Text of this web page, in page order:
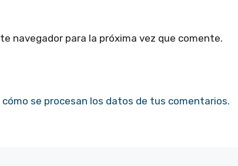
navegador para la próxima vez que comente.
cómo se procesan los datos de tus comentarios.